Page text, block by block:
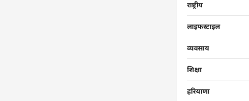
राष्ट्रीय
लाइफस्टाइल
व्यवसाय
शिक्षा
हरियाणा